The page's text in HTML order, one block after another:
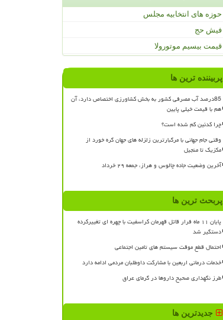
حوزه های انتخابیه مجلس
فیش حج
قیمت بیسیم موتورولا
پربیننده ترین ها
85درصد آب مصرفی کشور به بخش کشاورزی اختصاص دارد، آن
هم با قیمت خیلی پایین
چرا کدئین کم شده است؟
وقتی جام جهانی با مرگبارترین زلزله های جهان گره خورد از
مکزیک تا منجیل
آخرین وضعیت جاده چالوس و هراز، جمعه ۲۹ خرداد
پربحث ترین ها
پایان ۱۱ ماه فرار قاتل قهرمان کراسفیت با چهره ای تغییرکرده
دستگیر شد
احتمال قطع موقت سیستم های تامین اجتماعی
خدمات درمانی اربعین با مشارکت داوطلبان مردمی ادامه دارد
طرز نگهداری صحیح داروها در گرمای عراق
جدیدترین ها